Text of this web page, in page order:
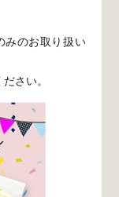
みのお取り扱い
さい。